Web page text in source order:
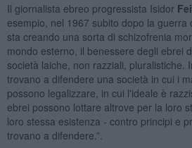
Il giornalista ebreo progressista Isidor
esempio, nel 1967 subito dopo la guerra
sta creando una sorta di schizofrenia
mondo esterno, il benessere degli ebrei
società laiche, non razziali, pluralistiche.
trovano a difendere una società in cui i
possono legalizzare, in cui l'ideale è
ebrei possono lottare altrove per la loro
loro stessa esistenza - contro principi e
trovano a difendere.”.